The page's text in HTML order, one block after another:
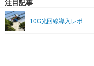
ライフTOP
リリース一覧
注目記事
10G光回線導入レポ